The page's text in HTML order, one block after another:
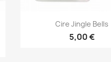
Aperçu rapide
Cire Jingle Bells
5,00 €